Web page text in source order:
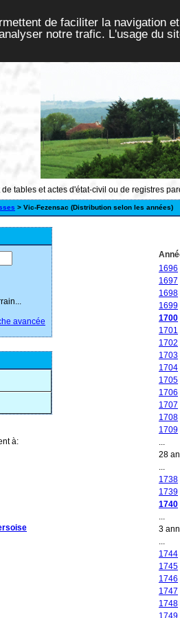
de faciliter la navigation
notre trafic. L'usage du
tables et actes d'état-civil ou de registres
> Vic-Fezensac (Distribution selon les années)
avancée
à:
1696
1697
1698
1699
1700
1701
1702
1703
1704
1705
1706
1707
1708
1709
28
1738
1739
1740
3
1744
1745
1746
1747
1748
1749